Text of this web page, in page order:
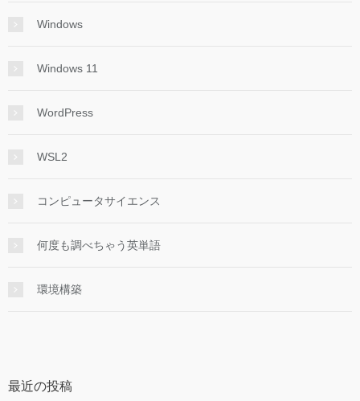
Windows
Windows 11
WordPress
WSL2
コンピュータサイエンス
何度も調べちゃう英単語
環境構築
最近の投稿